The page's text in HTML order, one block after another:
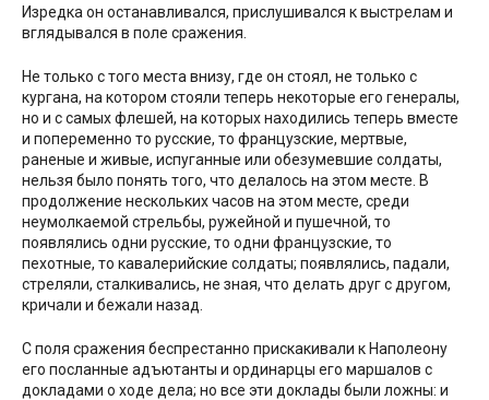
Изредка он останавливался, прислушивался к выстрелам и
вглядывался в поле сражения.
Не только с того места внизу, где он стоял, не только с
кургана, на котором стояли теперь некоторые его генералы,
но и с самых флешей, на которых находились теперь вместе
и попеременно то русские, то французские, мертвые,
раненые и живые, испуганные или обезумевшие солдаты,
нельзя было понять того, что делалось на этом месте. В
продолжение нескольких часов на этом месте, среди
неумолкаемой стрельбы, ружейной и пушечной, то
появлялись одни русские, то одни французские, то
пехотные, то кавалерийские солдаты; появлялись, падали,
стреляли, сталкивались, не зная, что делать друг с другом,
кричали и бежали назад.
С поля сражения беспрестанно прискакивали к Наполеону
его посланные адъютанты и ординарцы его маршалов с
докладами о ходе дела; но все эти доклады были ложны: и